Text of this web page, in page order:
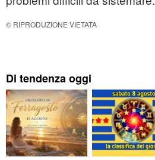
© RIPRODUZIONE VIETATA
Di tendenza oggi